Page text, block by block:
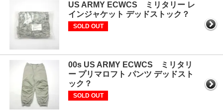
US ARMY ECWCS ミリタリー レ
インジャケット デッドストック？
SOLD OUT
00s US ARMY ECWCS ミリタリ
ー プリマロフト パンツ デッドスト
ック？
SOLD OUT